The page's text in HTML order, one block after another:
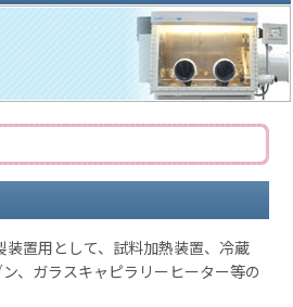
置用として、試料加熱装置、冷蔵
、ガラスキャピラリーヒーター等の